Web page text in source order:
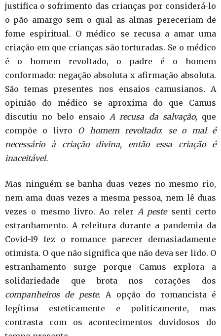
justifica o sofrimento das crianças por considerá-lo
o pão amargo sem o qual as almas pereceriam de
fome espiritual. O médico se recusa a amar uma
criação em que crianças são torturadas. Se o médico
é o homem revoltado, o padre é o homem
conformado: negação absoluta x afirmação absoluta.
São temas presentes nos ensaios camusianos. A
opinião do médico se aproxima do que Camus
discutiu no belo ensaio A recusa da salvação, que
compõe o livro O homem revoltado: se o mal é
necessário à criação divina, então essa criação é
inaceitável.
Mas ninguém se banha duas vezes no mesmo rio,
nem ama duas vezes a mesma pessoa, nem lê duas
vezes o mesmo livro. Ao reler A pestesenti certo
estranhamento. A releitura durante a pandemia da
Covid-19 fez o romance parecer demasiadamente
otimista. O que não significa que não deva ser lido. O
estranhamento surge porque Camus explora a
solidariedade que brota nos corações dos
companheiros de peste. A opção do romancista é
legítima esteticamente e politicamente, mas
contrasta com os acontecimentos duvidosos do